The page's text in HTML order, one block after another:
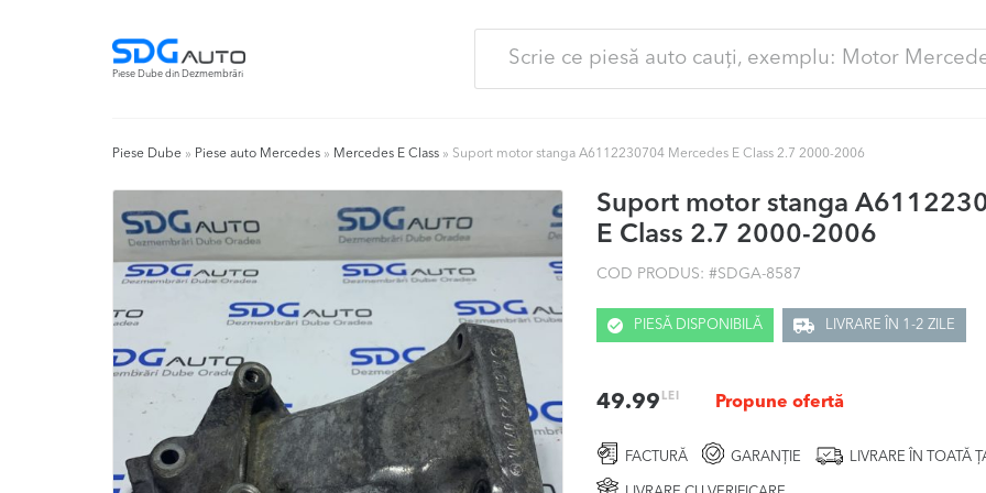
Piese Dube din Dezmembrări
Piese Dube » Piese auto Mercedes » Mercedes E Class » Suport motor stanga A6112230704 Mercedes E Class 2.7 2000-2006
Suport motor stanga
E Class 2.7 2000-2006
COD PRODUS: #SDGA-8587
PIESĂ DISPONIBILĂ LIVRARE ÎN 1-2 ZILE
49.99 LEI Propune ofertă
FACTURĂ GARANȚIE LIVRARE ÎN TOATĂ